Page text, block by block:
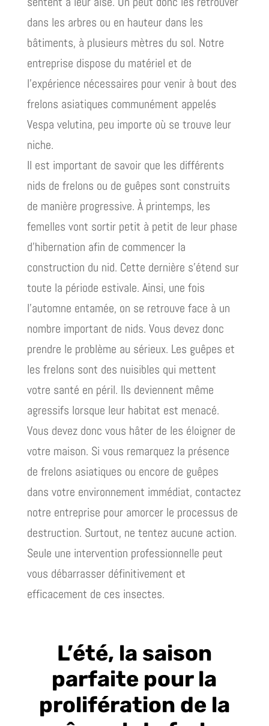
dans les arbres ou en hauteur dans les
bâtiments, à plusieurs mètres du sol. Notre
entreprise dispose du matériel et de
l’expérience nécessaires pour venir à bout des
frelons asiatiques communément appelés
Vespa velutina, peu importe où se trouve leur
niche.
Il est important de savoir que les différents
nids de frelons ou de guêpes sont construits
de manière progressive. À printemps, les
femelles vont sortir petit à petit de leur phase
d’hibernation afin de commencer la
construction du nid. Cette dernière s’étend sur
toute la période estivale. Ainsi, une fois
l’automne entamée, on se retrouve face à un
nombre important de nids. Vous devez donc
prendre le problème au sérieux. Les guêpes et
les frelons sont des nuisibles qui mettent
votre santé en péril. Ils deviennent même
agressifs lorsque leur habitat est menacé.
Vous devez donc vous hâter de les éloigner de
votre maison. Si vous remarquez la présence
de frelons asiatiques ou encore de guêpes
dans votre environnement immédiat, contactez
notre entreprise pour amorcer le processus de
destruction. Surtout, ne tentez aucune action.
Seule une intervention professionnelle peut
vous débarrasser définitivement et
efficacement de ces insectes.
L’été, la saison
parfaite pour la
prolifération de la